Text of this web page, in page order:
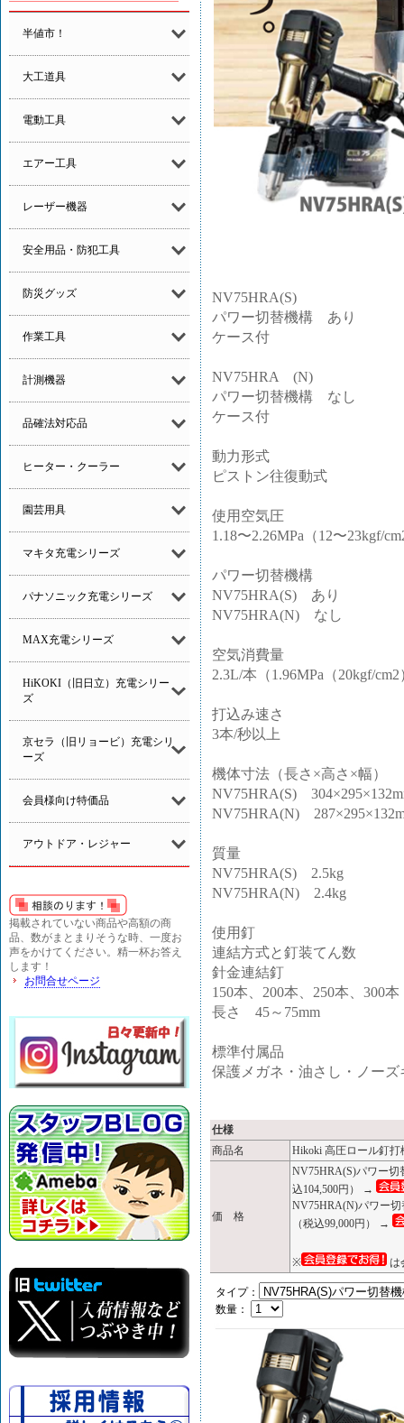
半値市！
大工道具
電動工具
エアー工具
レーザー機器
安全用品・防犯工具
防災グッズ
作業工具
計測機器
品確法対応品
ヒーター・クーラー
園芸用具
マキタ充電シリーズ
パナソニック充電シリーズ
MAX充電シリーズ
HiKOKI（旧日立）充電シリー
ズ
京セラ（旧リョービ）充電シリ
ーズ
会員様向け特価品
アウトドア・レジャー
掲載されていない商品や高額の商
品、数がまとまりそうな時、一度お
声をかけてください。精一杯お答え
します！
お問合せページ
NV75HRA(S)
パワー切替機構 あり
ケース付
NV75HRA (N)
パワー切替機構 なし
ケース付
動力形式
ピストン往復動式
使用空気圧
1.18〜2.26MPa（12〜23kgf/
パワー切替機構
NV75HRA(S) あり
NV75HRA(N) なし
空気消費量
2.3L/本（1.96MPa（20kgf/
打込み速さ
3本/秒以上
機体寸法（長さ×高さ×幅）
NV75HRA(S)
NV75HRA(N)
質量
NV75HRA(S) 2.5kg
NV75HRA(N) 2.4kg
使用釘
連結方式と釘装てん数
針金連結釘
150本、200本、250本、300本
長さ 45～75mm
標準付属品
保護メガネ・油さし・ノー
仕様
商品名
Hikoki 高圧ロール釘
価 格
NV75HRA(S)パワー切
込104,500円） →
NV75HRA(N)パワー
（税込99,000円） →
※ は
タイプ：
数量：